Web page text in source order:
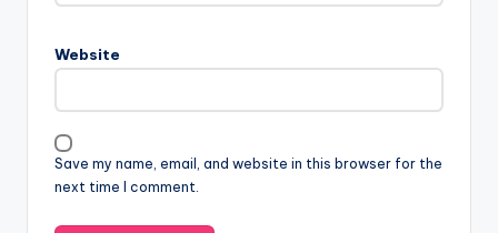
Website
Save my name, email, and website in this browser for the
next time I comment.